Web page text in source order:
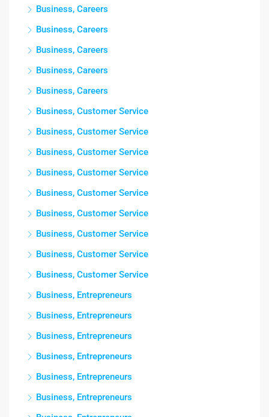
Business, Careers
Business, Careers
Business, Careers
Business, Careers
Business, Careers
Business, Customer Service
Business, Customer Service
Business, Customer Service
Business, Customer Service
Business, Customer Service
Business, Customer Service
Business, Customer Service
Business, Customer Service
Business, Customer Service
Business, Entrepreneurs
Business, Entrepreneurs
Business, Entrepreneurs
Business, Entrepreneurs
Business, Entrepreneurs
Business, Entrepreneurs